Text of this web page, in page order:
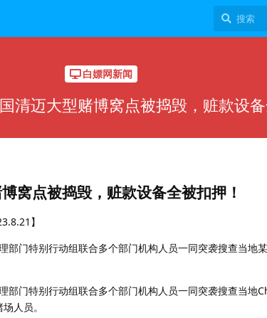
白嫖网新闻
清迈大型赌博窝点被捣毁，赃款设备
窝点被捣毁，赃款设备全被扣押！
】
门特别行动组联合多个部门机构人员一同突袭搜查当地
部门特别行动组联合多个部门机构人员一同突袭搜查当地
人员。